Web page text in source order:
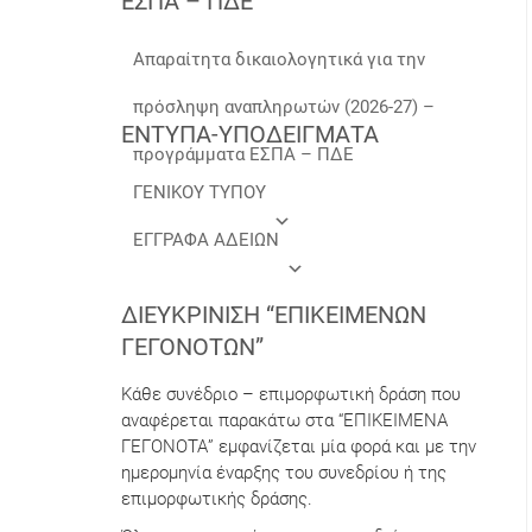
Απαραίτητα δικαιολογητικά για την
πρόσληψη αναπληρωτών (2026-27) –
προγράμματα ΕΣΠΑ – ΠΔΕ
ΕΝΤΥΠΑ-ΥΠΟΔΕΙΓΜΑΤΑ
ΓΕΝΙΚΟΥ ΤΥΠΟΥ
ΕΓΓΡΑΦΑ ΑΔΕΙΩΝ
ΔΙΕΥΚΡΊΝΙΣΗ “ΕΠΙΚΕΊΜΕΝΩΝ
ΓΕΓΟΝΌΤΩΝ”
Κάθε συνέδριο – επιμορφωτική δράση που
αναφέρεται παρακάτω στα “ΕΠΙΚΕΙΜΕΝΑ
ΓΕΓΟΝΟΤΑ” εμφανίζεται μία φορά και με την
ημερομηνία έναρξης του συνεδρίου ή της
επιμορφωτικής δράσης.